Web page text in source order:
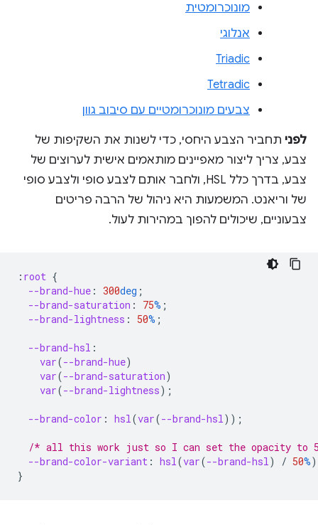
מונוכרומטית
אנלוגי
Triadic
Tetradic
צבעים מונוכרומטיים עם סיבוב גוון
לפני תחביר הצבע היחסי, כדי לשנות את השקיפות של
צבע, צריך ליצור מאפיינים מותאמים אישית לערוצים של
צבע, בדרך כלל HSL, ולחבר אותם לצבע סופי ולצבע סופי
של וריאנט. המשמעות היא ניהול של הרבה פריטים
צבעוניים, שיכולים להפוך במהירות לעול.
: root {
--brand-hue : 300deg ;
--brand-saturation : 75% ;
--brand-lightness : 50% ;
--brand-hsl :
var(--brand-hue)
var(--brand-saturation)
var(--brand-lightness);
--brand-color : hsl(var(--brand-hsl));
/* all this work just so I can set the opacity to
--brand-color-variant : hsl(var(--brand-hsl) / 50%
}